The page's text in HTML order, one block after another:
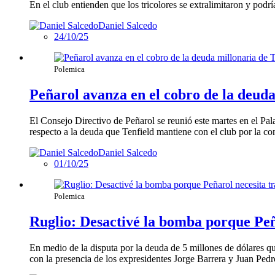
En el club entienden que los tricolores se extralimitaron y
Daniel Salcedo
24/10/25
Polemica
Peñarol avanza en el cobro de la
El Consejo Directivo de Peñarol se reunió este martes en el
respecto a la deuda que Tenfield mantiene con el club por la
Daniel Salcedo
01/10/25
Polemica
Ruglio: Desactivé la bomba porque
En medio de la disputa por la deuda de 5 millones de dólares
con la presencia de los expresidentes Jorge Barrera y Juan